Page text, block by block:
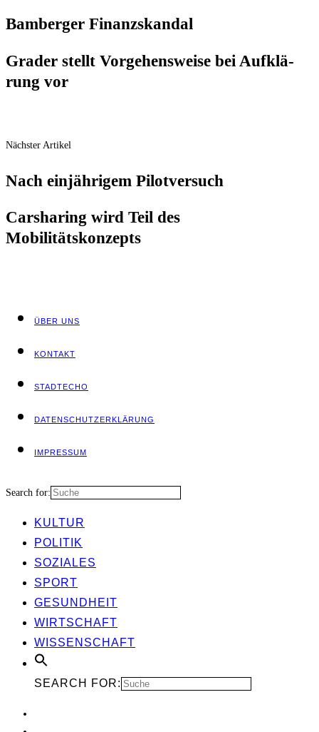
Bam­ber­ger Finanzskandal
Gra­der stellt Vor­ge­hens­wei­se bei Auf­klä­
rung vor
Nächster Artikel
Nach ein­jäh­ri­gem Pilotversuch
Car­sha­ring wird Teil des
Mobilitätskonzepts
ÜBER UNS
KON­TAKT
STADT­ECHO
DATEN­SCHUTZ­ER­KLÄ­RUNG
IMPRES­SUM
Search for:
KUL­TUR
POLI­TIK
SOZIA­LES
SPORT
GESUND­HEIT
WIRT­SCHAFT
WIS­SEN­SCHAFT
SEARCH FOR: